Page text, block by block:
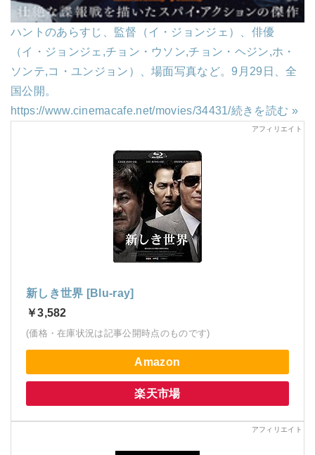
ハントのあらすじ、監督（イ・ジョンジェ）、俳優
（イ・ジョンジェ,チョン・ウソン,チョン・ヘジン,ホ・
ソンテ,コ・ユンジョン）、場面写真など。9月29日、全
国公開。
https://www.cinemacafe.net/movies/34431/続きを読む »
新しき世界 [Blu-ray]
￥3,582
(価格・在庫状況は記事公開時点のものです)
Amazon
楽天市場